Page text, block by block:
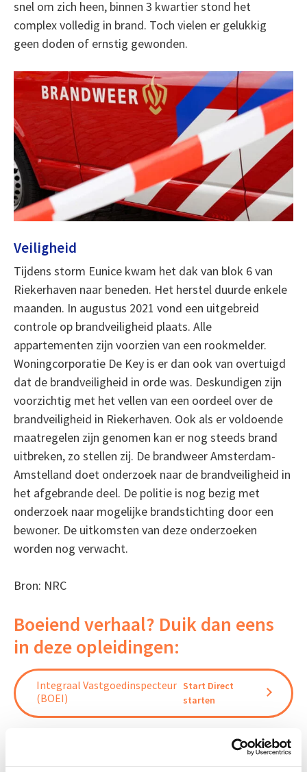
snel om zich heen, binnen 3 kwartier stond het
complex volledig in brand. Toch vielen er gelukkig
geen doden of ernstig gewonden.
Veiligheid
Tijdens storm Eunice kwam het dak van blok 6 van
Riekerhaven naar beneden. Het herstel duurde enkele
maanden. In augustus 2021 vond een uitgebreid
controle op brandveiligheid plaats. Alle
appartementen zijn voorzien van een rookmelder.
Woningcorporatie De Key is er dan ook van overtuigd
dat de brandveiligheid in orde was. Deskundigen zijn
voorzichtig met het vellen van een oordeel over de
brandveiligheid in Riekerhaven. Ook als er voldoende
maatregelen zijn genomen kan er nog steeds brand
uitbreken, zo stellen zij. De brandweer Amsterdam-
Amstelland doet onderzoek naar de brandveiligheid in
het afgebrande deel. De politie is nog bezig met
onderzoek naar mogelijke brandstichting door een
bewoner. De uitkomsten van deze onderzoeken
worden nog verwacht.
Bron: NRC
Boeiend verhaal? Duik dan eens
in deze opleidingen:
Integraal Vastgoedinspecteur
(BOEI)
Start Direct
starten
Start Direct starten